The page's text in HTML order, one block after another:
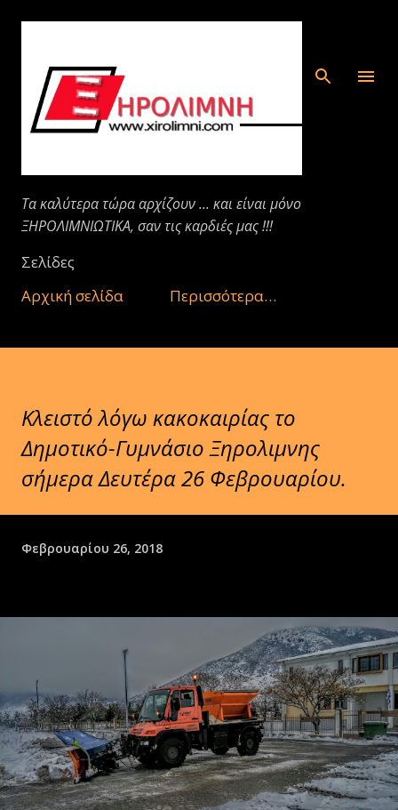
Μετάβαση στο κύριο περιεχόμενο
Τα καλύτερα τώρα αρχίζουν ... και είναι μόνο
ΞΗΡΟΛΙΜΝΙΩΤΙΚΑ, σαν τις καρδιές μας !!!
Σελίδες
Αρχική σελίδα
Περισσότερα…
Κλειστό λόγω κακοκαιρίας το
Δημοτικό-Γυμνάσιο Ξηρολιμνης
σήμερα Δευτέρα 26 Φεβρουαρίου.
Φεβρουαρίου 26, 2018